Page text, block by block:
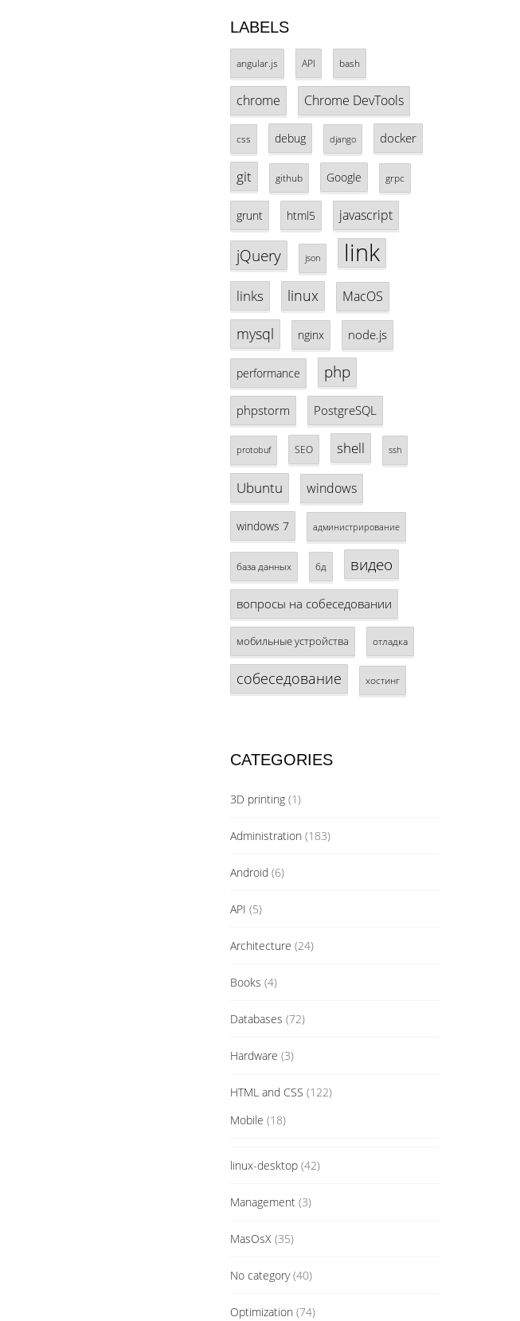
LABELS
angular.js API bash
chrome Chrome DevTools
css debug django docker
git github Google grpc
grunt html5 javascript
jQuery json link
links linux MacOS
mysql nginx node.js
performance php
phpstorm PostgreSQL
protobuf SEO shell ssh
Ubuntu windows
windows 7 администрирование
база данных бд видео
вопросы на собеседовании
мобильные устройства отладка
собеседование хостинг
CATEGORIES
3D printing(1)
Administration (183)
Android (6)
API (5)
Architecture (24)
Books (4)
Databases (72)
Hardware (3)
HTML and CSS (122)
Mobile (18)
linux-desktop(42)
Management(3)
MasOsX(35)
No category(40)
Optimization (74)